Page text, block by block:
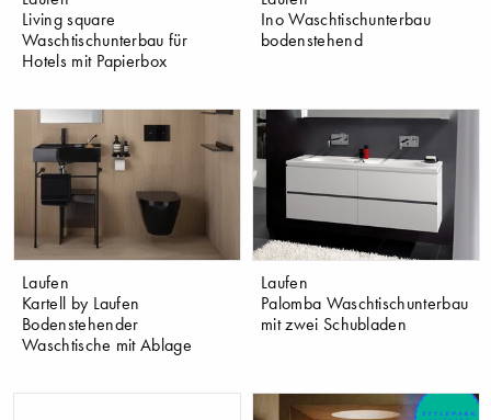
Living square
Waschtischunterbau für
Hotels mit Papierbox
Ino Waschtischunterbau
bodenstehend
Laufen
Kartell by Laufen
Bodenstehender
Waschtische mit Ablage
Laufen
Palomba Waschtischunterbau
mit zwei Schubladen